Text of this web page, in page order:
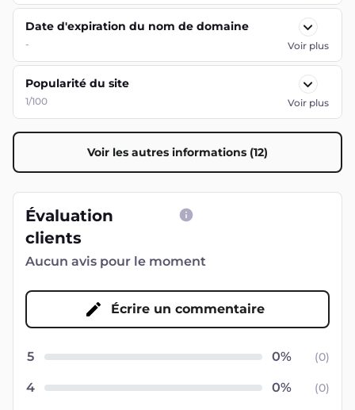
Date d'expiration du nom de domaine
- Voir plus
Popularité du site
1/100 Voir plus
Voir les autres informations (12)
Évaluation
clients
Aucun avis pour le moment
Écrire un commentaire
5 (0)
4 (0)